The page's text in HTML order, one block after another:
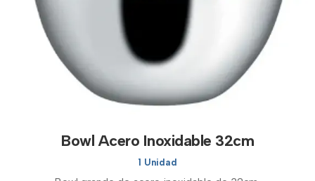
Bowl Acero Inoxidable 32cm
1 Unidad